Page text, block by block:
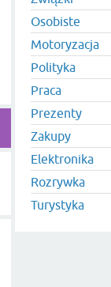
Osobiste
Motoryzacja
Polityka
Praca
Prezenty
Zakupy
Elektronika
Rozrywka
Turystyka